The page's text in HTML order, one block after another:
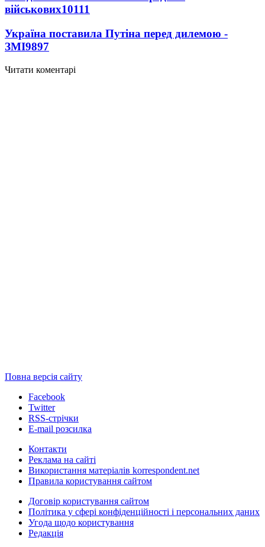
військових10111
Україна поставила Путіна перед дилемою -
ЗМІ9897
Читати коментарі
Повна версія сайту
Facebook
Twitter
RSS-стрічки
E-mail розсилка
Контакти
Реклама на сайті
Використання матеріалів korrespondent.net
Правила користування сайтом
Договір користування сайтом
Політика у сфері конфіденційності і персональних даних
Угода щодо користування
Редакція